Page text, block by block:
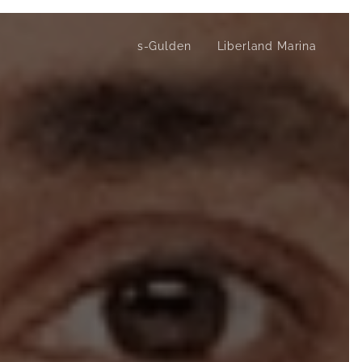
s-Gulden Liberland Marina